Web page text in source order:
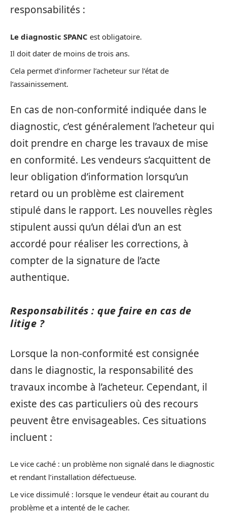
responsabilités :
Le diagnostic SPANC est obligatoire.
Il doit dater de moins de trois ans.
Cela permet d’informer l’acheteur sur l’état de
l’assainissement.
En cas de non-conformité indiquée dans le
diagnostic, c’est généralement l’acheteur qui
doit prendre en charge les travaux de mise
en conformité. Les vendeurs s’acquittent de
leur obligation d’information lorsqu’un
retard ou un problème est clairement
stipulé dans le rapport. Les nouvelles règles
stipulent aussi qu’un délai d’un an est
accordé pour réaliser les corrections, à
compter de la signature de l’acte
authentique.
Responsabilités : que faire en cas de
litige ?
Lorsque la non-conformité est consignée
dans le diagnostic, la responsabilité des
travaux incombe à l’acheteur. Cependant, il
existe des cas particuliers où des recours
peuvent être envisageables. Ces situations
incluent :
Le vice caché : un problème non signalé dans le diagnostic
et rendant l’installation défectueuse.
Le vice dissimulé : lorsque le vendeur était au courant du
problème et a intenté de le cacher.